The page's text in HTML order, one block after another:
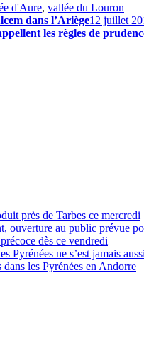
d'Aure, vallée du Louron
dans l’Ariège12 juillet
les règles de
près de Tarbes ce mercredi
ouverture au public prévue
dès ce vendredi
Pyrénées ne s’est jamais
les Pyrénées en Andorre